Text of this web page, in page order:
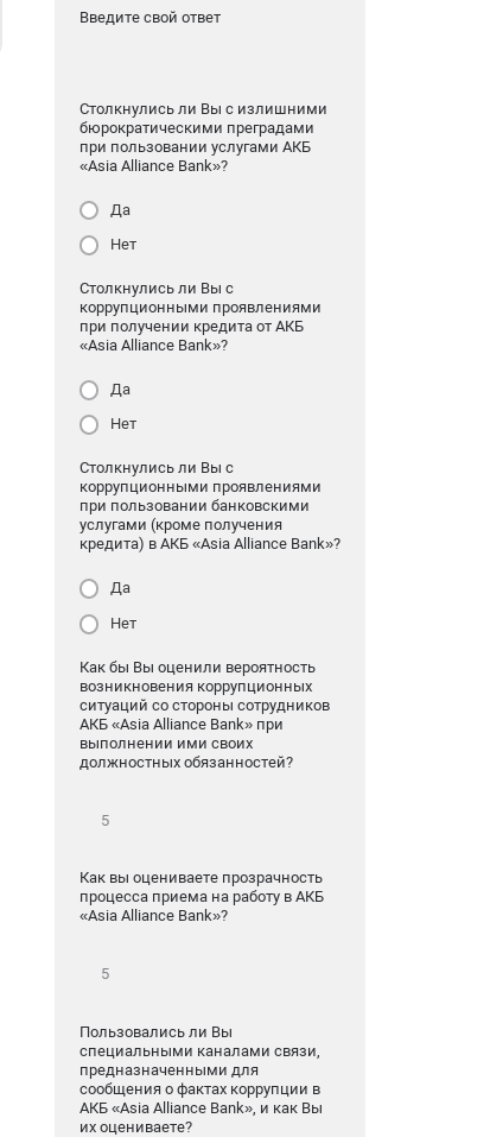
Введите свой ответ
Столкнулись ли Вы с излишними
бюрократическими преградами
при пользовании услугами АКБ
«Asia Alliance Bank»?
Да
Нет
Столкнулись ли Вы с
коррупционными проявлениями
при получении кредита от АКБ
«Asia Alliance Bank»?
Да
Нет
Столкнулись ли Вы с
коррупционными проявлениями
при пользовании банковскими
услугами (кроме получения
кредита) в АКБ «Asia Alliance Bank»?
Да
Нет
Как бы Вы оценили вероятность
возникновения коррупционных
ситуаций со стороны сотрудников
АКБ «Asia Alliance Bank» при
выполнении ими своих
должностных обязанностей?
Как вы оцениваете прозрачность
процесса приема на работу в АКБ
«Asia Alliance Bank»?
Пользовались ли Вы
специальными каналами связи,
предназначенными для
сообщения о фактах коррупции в
АКБ «Asia Alliance Bank», и как Вы
их оцениваете?